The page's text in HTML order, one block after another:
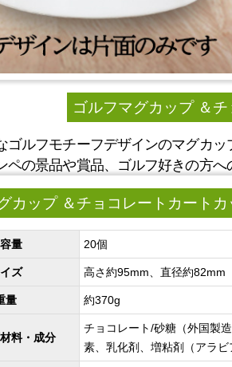
ゴルフマグカップ ＆
ゴルフモチーフデザインのマグカッ
ペの景品や賞品、ゴルフ好きの方
カップ ＆チョコレートカート
量 20個
ズ 高さ約95mm、直径約82mm
量 約370g
料・成分
チョコレート/砂糖（外国製
素、乳化剤、増粘剤（アラ